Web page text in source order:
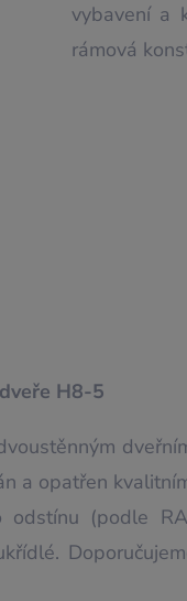
vybavení a
rámová
H8-5
a opatřen
odstínu (podle